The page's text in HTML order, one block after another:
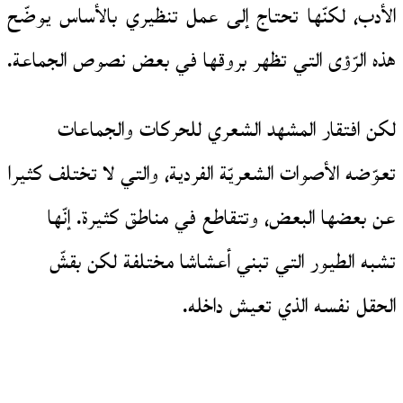
الأدب، لكنّها تحتاج إلى عمل تنظيري بالأساس يوضّح
هذه الرّؤى التي تظهر بروقها في بعض نصوص الجماعة.
لكن افتقار المشهد الشعري للحركات والجماعات
تعوّضه الأصوات الشعريّة الفردية، والتي لا تختلف كثيرا
عن بعضها البعض، وتتقاطع في مناطق كثيرة. إنّها
تشبه الطيور التي تبني أعشاشا مختلفة لكن بقشّ
الحقل نفسه الذي تعيش داخله.